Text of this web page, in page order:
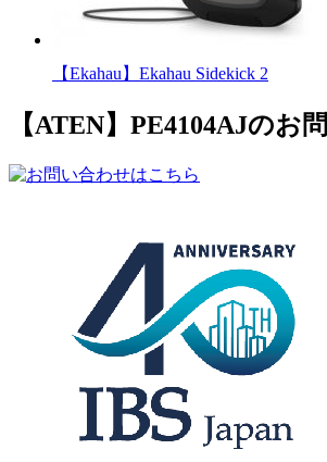
【Ekahau】Ekahau Sidekick 2
【ATEN】PE4104AJのお